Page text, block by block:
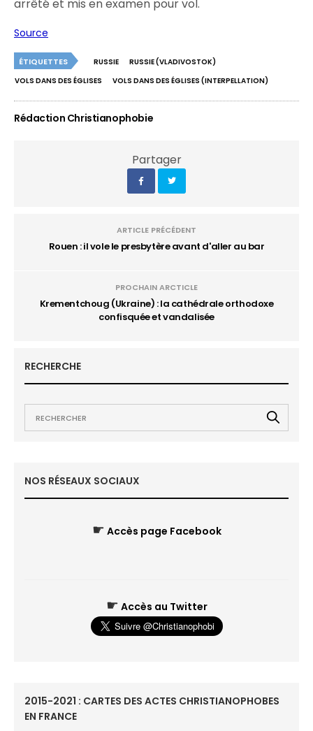
arrêté et mis en examen pour vol.
Source
ÉTIQUETTES RUSSIE
RUSSIE (VLADIVOSTOK)
VOLS DANS DES ÉGLISES
VOLS DANS DES ÉGLISES (INTERPELLATION)
Rédaction Christianophobie
Partager
ARTICLE PRÉCÉDENT
Rouen : il vole le presbytère avant d'aller au bar
PROCHAIN ARCTICLE
Krementchoug (Ukraine) : la cathédrale orthodoxe
confisquée et vandalisée
RECHERCHE
NOS RÉSEAUX SOCIAUX
☛ Accès page Facebook
☛ Accès au Twitter
2015-2021 : CARTES DES ACTES CHRISTIANOPHOBES
EN FRANCE